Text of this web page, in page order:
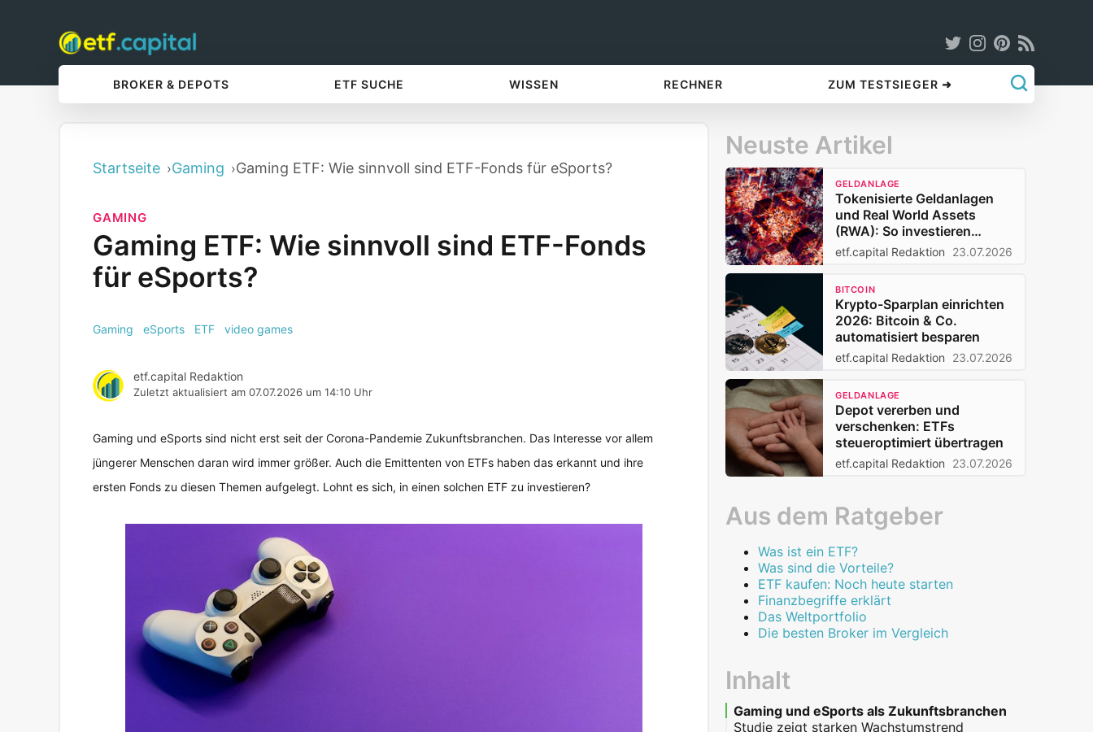
BROKER & DEPOTS ETF SUCHE WISSEN RECHNER ZUM TESTSIEGER ➜
Startseite Gaming Gaming ETF: Wie sinnvoll sind ETF-Fonds für eSports?
GAMING
Gaming ETF: Wie sinnvoll sind ETF-Fonds
für eSports?
Gaming eSports ETF video games
etf.capital Redaktion
Zuletzt aktualisiert am 07.07.2026 um 14:10 Uhr
Gaming und eSports sind nicht erst seit der Corona-Pandemie Zukunftsbranchen. Das Interesse vor allem
jüngerer Menschen daran wird immer größer. Auch die Emittenten von ETFs haben das erkannt und ihre
ersten Fonds zu diesen Themen aufgelegt. Lohnt es sich, in einen solchen ETF zu investieren?
Neuste Artikel
GELDANLAGE
Tokenisierte Geldanlagen
und Real World Assets
(RWA): So investieren
Privatanleger 2026
etf.capital Redaktion 23.07.2026
BITCOIN
Krypto-Sparplan einrichten
2026: Bitcoin & Co.
automatisiert besparen
etf.capital Redaktion 23.07.2026
GELDANLAGE
Depot vererben und
verschenken: ETFs
steueroptimiert übertragen
etf.capital Redaktion 23.07.2026
Aus dem Ratgeber
Was ist ein ETF?
Was sind die Vorteile?
ETF kaufen: Noch heute starten
Finanzbegriffe erklärt
Das Weltportfolio
Die besten Broker im Vergleich
Inhalt
Gaming und eSports als Zukunftsbranchen
Studie zeigt starken Wachstumstrend